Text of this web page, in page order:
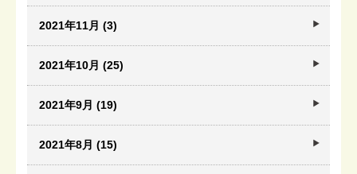
2021年11月 (3)
2021年10月 (25)
2021年9月 (19)
2021年8月 (15)